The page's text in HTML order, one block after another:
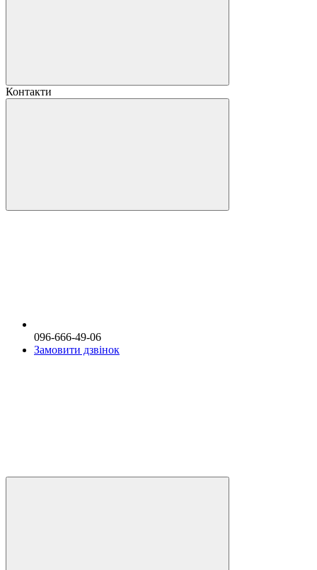
Контакти
096-666-49-06
Замовити дзвінок